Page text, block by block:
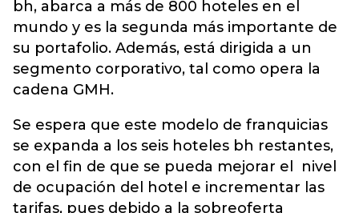
bh, abarca a más de 800 hoteles en el
mundo y es la segunda más importante de
su portafolio. Además, está dirigida a un
segmento corporativo, tal como opera la
cadena GMH.
Se espera que este modelo de franquicias
se expanda a los seis hoteles bh restantes,
con el fin de que se pueda mejorar el nivel
de ocupación del hotel e incrementar las
tarifas, pues debido a la sobreoferta